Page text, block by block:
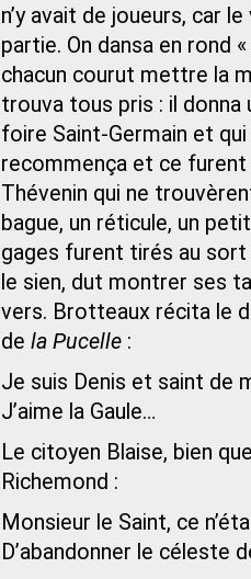
n’y avait de joueurs, car
partie. On dansa en rond
chacun courut mettre la
trouva tous pris : il donna
foire Saint-Germain et
recommença et ce
Thévenin qui ne
bague, un réticule, un
gages furent tirés au sort
le sien, dut montrer ses
vers. Brotteaux récita le
de la Pucelle :
Je suis Denis et saint de
J’aime la Gaule…
Le citoyen Blaise, bien
Richemond :
Monsieur le Saint, ce
D’abandonner le céleste